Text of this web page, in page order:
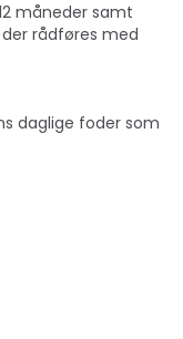
måneder samt
rådføres med
daglige foder som